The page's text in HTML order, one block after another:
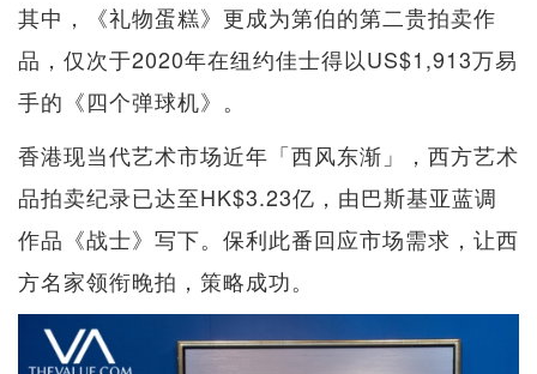
其中，《礼物蛋糕》更成为第伯的第二贵拍卖作
品，仅次于2020年在纽约佳士得以US$1,913万易
手的《四个弹球机》。
香港现当代艺术市场近年「西风东渐」，西方艺术
品拍卖纪录已达至HK$3.23亿，由巴斯基亚蓝调
作品《战士》写下。保利此番回应市场需求，让西
方名家领衔晚拍，策略成功。